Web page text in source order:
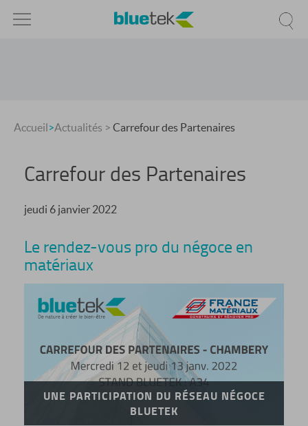
Accueil>Actualités > Carrefour des Partenaires
Carrefour des Partenaires
jeudi 6 janvier 2022
Le rendez-vous pro du négoce en
matériaux
UNE PARTICIPATION DU RÉSEAU NÉGOCE
BLUETEK